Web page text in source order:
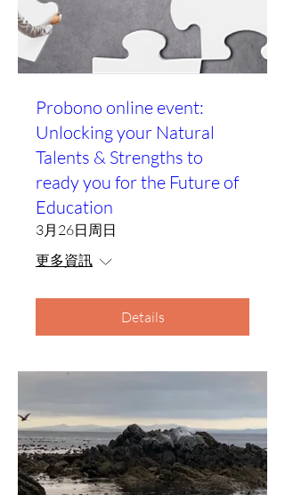
Probono online event:
Unlocking your Natural
Talents & Strengths to
ready you for the Future of
Education
3月26日周日
更多資訊
Details